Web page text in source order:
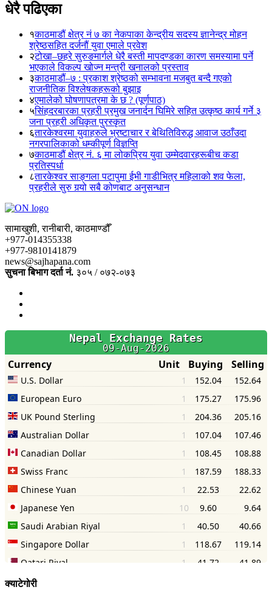
धेरै पढिएका
१काठमाडौं क्षेत्र नं ७ का नेकपाका केन्द्रीय सदस्य ज्ञानेन्द्र मोहन
श्रेष्ठसहित दर्जनौं युवा एमाले प्रवेश
२टोखा–छहरे सुरुङमार्गले धेरै बस्ती मापदण्डका कारण समस्यामा पर्ने
भएकाले विकल्प खोज्न मन्त्री खनालको प्रस्ताव
३काठमाडौं–७ : प्रकाश श्रेष्ठको सम्भावना मजबुत बन्दै गएको
राजनीतिक विश्लेषकहरूको बुझाइ
४एमालेको घोषणापत्रमा के छ ? (पूर्णपाठ)
५सिंहदरबारका प्रहरी प्रमुख जनार्दन घिमिरे सहित उत्कृष्ठ कार्य गर्ने ३
जना प्रहरी अधिकृत पुरस्कृत
६तारकेश्वरमा युवाहरुले भ्रष्टाचार र बेथितिविरुद्ध आवाज उठाँउदा
नगरपालिकाको धम्कीपूर्ण विज्ञप्ति
७काठमाडौं क्षेत्र नं. ६ मा लोकप्रिय युवा उम्मेदवारहरूबीच कडा
प्रतिस्पर्धा
८तारकेश्वर साङ्गला पटापुमा ईभी गाडीभित्र महिलाको शव फेला,
प्रहरीले सुरु गर्‍यो सबै कोणबाट अनुसन्धान
सामाखुशी, रानीबारी, काठमाण्डौँ
+977-014355338
+977-9810141879
news@sajhapana.com
सुचना बिभाग दर्ता नं. ३०५ / ०७२-०७३
क्याटेगोरी